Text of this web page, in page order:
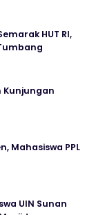
HUT RI,
Kunjungan
Mahasiswa PPL
UIN Sunan